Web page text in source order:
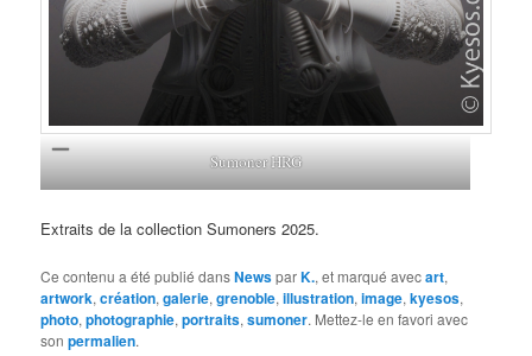
Sumoner HRG
Extraits de la collection Sumoners 2025.
Ce contenu a été publié dansNewsparK., et marqué avecart,
artwork,création,galerie,grenoble,illustration,image,kyesos,
photo,photographie,portraits,sumoner. Mettez-le en favori avec
sonpermalien.